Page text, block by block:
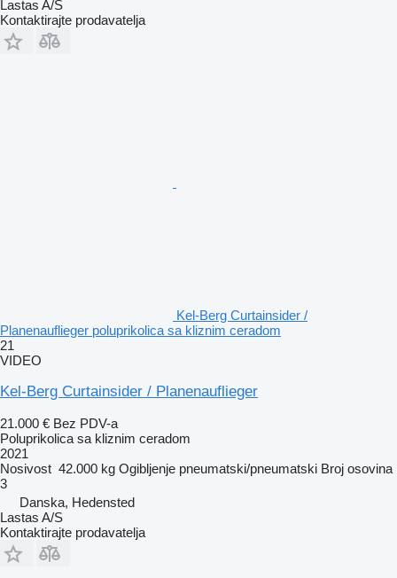
Lastas A/S
Kontaktirajte prodavatelja
Kel-Berg Curtainsider /
Planenauflieger poluprikolica sa kliznim ceradom
21
VIDEO
Kel-Berg Curtainsider / Planenauflieger
21.000 € Bez PDV-a
Poluprikolica sa kliznim ceradom
2021
Nosivost 42.000 kg Ogibljenje pneumatski/pneumatski Broj osovina
3
Danska, Hedensted
Lastas A/S
Kontaktirajte prodavatelja